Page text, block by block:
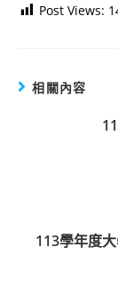
Post Views:
相關內容
113學年度